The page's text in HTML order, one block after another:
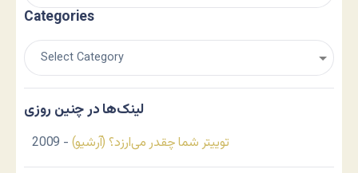
Categories
لینک‌ها در چنین روزی
توییتر شما چقدر می‌ارزد؟ (آرشیو) - 2009